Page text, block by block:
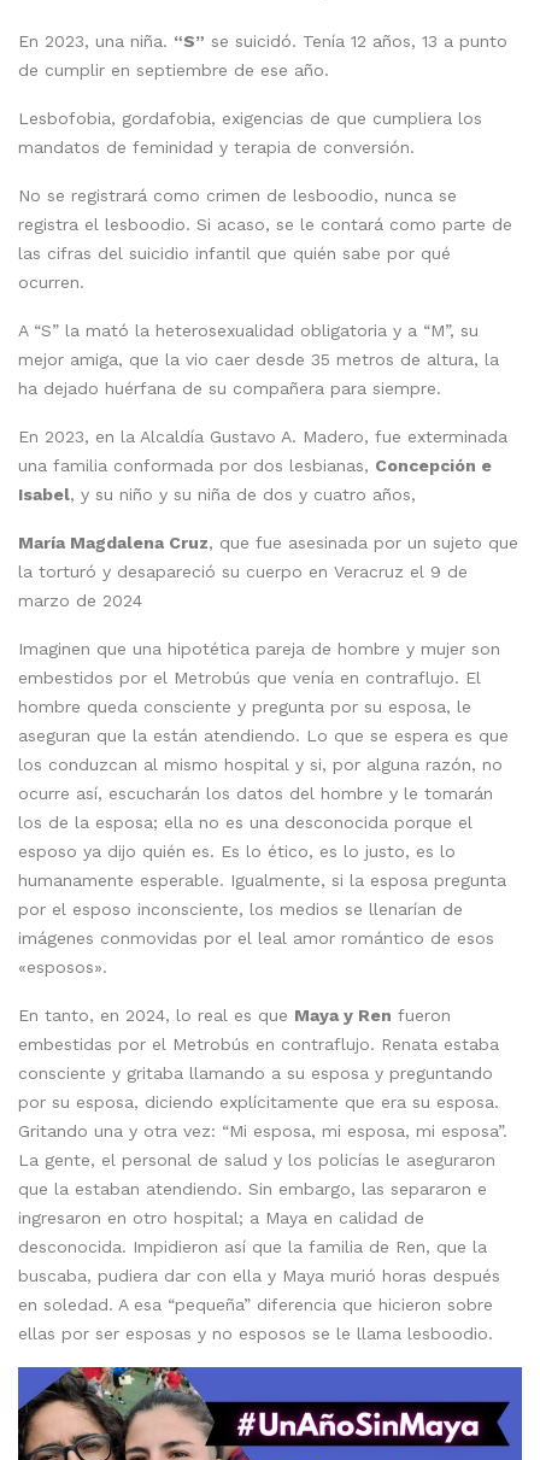
En 2023, una niña. “S” se suicidó. Tenía 12 años, 13 a punto
de cumplir en septiembre de ese año.
Lesbofobia, gordafobia, exigencias de que cumpliera los
mandatos de feminidad y terapia de conversión.
No se registrará como crimen de lesboodio, nunca se
registra el lesboodio. Si acaso, se le contará como parte de
las cifras del suicidio infantil que quién sabe por qué
ocurren.
A “S” la mató la heterosexualidad obligatoria y a “M”, su
mejor amiga, que la vio caer desde 35 metros de altura, la
ha dejado huérfana de su compañera para siempre.
En 2023, en la Alcaldía Gustavo A. Madero, fue exterminada
una familia conformada por dos lesbianas, Concepción e
Isabel, y su niño y su niña de dos y cuatro años,
María Magdalena Cruz, que fue asesinada por un sujeto que
la torturó y desapareció su cuerpo en Veracruz el 9 de
marzo de 2024
Imaginen que una hipotética pareja de hombre y mujer son
embestidos por el Metrobús que venía en contraflujo. El
hombre queda consciente y pregunta por su esposa, le
aseguran que la están atendiendo. Lo que se espera es que
los conduzcan al mismo hospital y si, por alguna razón, no
ocurre así, escucharán los datos del hombre y le tomarán
los de la esposa; ella no es una desconocida porque el
esposo ya dijo quién es. Es lo ético, es lo justo, es lo
humanamente esperable. Igualmente, si la esposa pregunta
por el esposo inconsciente, los medios se llenarían de
imágenes conmovidas por el leal amor romántico de esos
«esposos».
En tanto, en 2024, lo real es que Maya y Ren fueron
embestidas por el Metrobús en contraflujo. Renata estaba
consciente y gritaba llamando a su esposa y preguntando
por su esposa, diciendo explícitamente que era su esposa.
Gritando una y otra vez: “Mi esposa, mi esposa, mi esposa”.
La gente, el personal de salud y los policías le aseguraron
que la estaban atendiendo. Sin embargo, las separaron e
ingresaron en otro hospital; a Maya en calidad de
desconocida. Impidieron así que la familia de Ren, que la
buscaba, pudiera dar con ella y Maya murió horas después
en soledad. A esa “pequeña” diferencia que hicieron sobre
ellas por ser esposas y no esposos se le llama lesboodio.